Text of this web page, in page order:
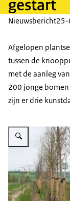
gestart
Nieuwsbericht25-
Afgelopen
tussen de
met de aanleg
200 jonge
zijn er drie
Vergroot afbeelding